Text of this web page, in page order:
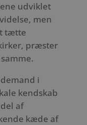
udviklet
men
tætte
præster
i
kendskab
af
kæde af